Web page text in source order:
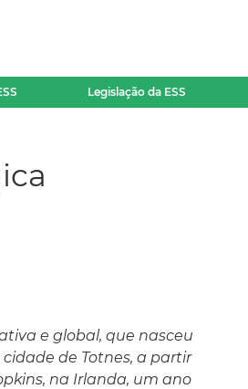
Legislação da ESS
e global, que nasceu
de Totnes, a partir
na Irlanda, um ano